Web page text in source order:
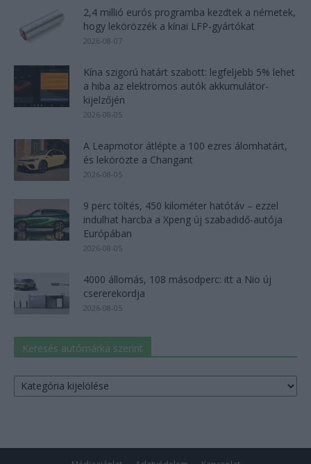
2,4 millió eurós programba kezdtek a németek,
hogy lekörözzék a kínai LFP-gyártókat
2026-08-07
Kína szigorú határt szabott: legfeljebb 5% lehet
a hiba az elektromos autók akkumulátor-
kijelzőjén
2026-08-05
A Leapmotor átlépte a 100 ezres álomhatárt,
és lekörözte a Changant
2026-08-05
9 perc töltés, 450 kilométer hatótáv – ezzel
indulhat harcba a Xpeng új szabadidő-autója
Európában
2026-08-05
4000 állomás, 108 másodperc: itt a Nio új
csererekordja
2026-08-05
Keresés autómárka szerint
Keresés
autómárka